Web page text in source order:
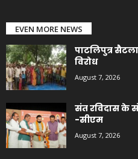
EVEN MORE NEWS
पाटलिपुत्र
विरोध
August 7, 2026
संत रविदास के
-सीएम
August 7, 2026